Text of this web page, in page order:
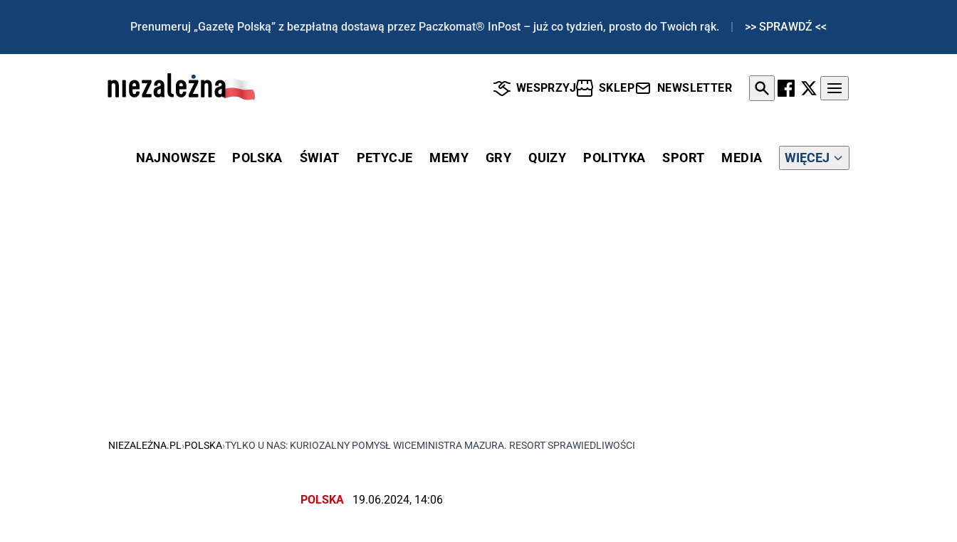
Prenumeruj „Gazetę Polską” z bezpłatną dostawą przez Paczkomat® InPost – już co tydzień, prosto do Twoich rąk. | >> SPRAWDŹ <<
WESPRZYJ SKLEP NEWSLETTER
NAJNOWSZE POLSKA ŚWIAT PETYCJE MEMY GRY QUIZY POLITYKA SPORT MEDIA WIĘCEJ
NIEZALEŻNA.PL ›POLSKA›TYLKO U NAS: KURIOZALNY POMYSŁ WICEMINISTRA MAZURA. RESORT SPRAWIEDLIWOŚCI WYŚLE DO SĄDÓW... PAPROTKI
POLSKA 19.06.2024, 14:06